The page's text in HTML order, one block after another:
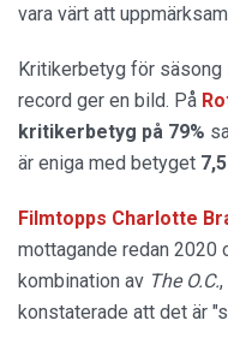
vara värt att
Kritikerbetyg för säsong
record ger en bild. På
kritikerbetyg på 79%
är eniga med betyget
Filmtopps Charlotte
mottagande redan 2020
kombination av The O.C.,
konstaterade att det är